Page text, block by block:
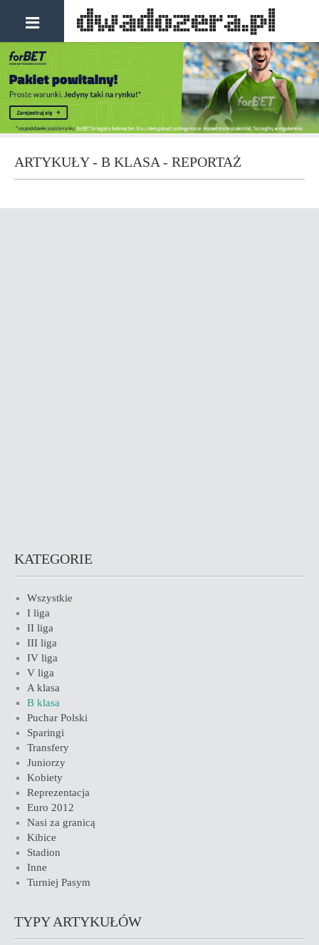
ARTYKUŁY - B KLASA - REPORTAŻ
KATEGORIE
Wszystkie
I liga
II liga
III liga
IV liga
V liga
A klasa
B klasa
Puchar Polski
Sparingi
Transfery
Juniorzy
Kobiety
Reprezentacja
Euro 2012
Nasi za granicą
Kibice
Stadion
Inne
Turniej Pasym
TYPY ARTYKUŁÓW